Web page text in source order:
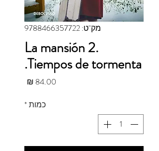
מק"ט: 9788466357722
La mansión 2.
Tiempos de tormenta.
כמות*